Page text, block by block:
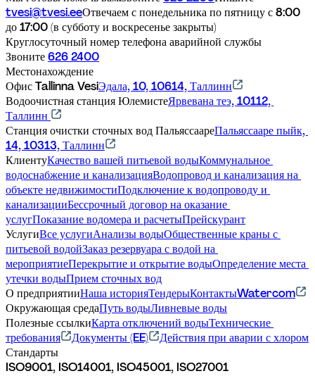
tvesi@tvesi.eeОтвечаем с понедельника по пятницу с 8:00
до 17:00 (в субботу и воскресенье закрыты)
Круглосуточный номер телефона аварийной службы
Звоните 626 2400
Местонахождение
Офис Tallinna VesiЭдала, 10, 10614, Таллинн
Водоочистная станция ЮлемистеЯрвевана теэ, 10112,
Таллинн
Станция очистки сточных вод ПальяссаареПальяссааре пыйк,
14, 10313, Таллинн
КлиентуКачество вашей питьевой водыКоммунальное
водоснабжение и канализацияВодопровод и канализация на
объекте недвижимостиПодключение к водопроводу и
канализацииБессрочный договор на оказание
услугПоказание водомера и расчетыПрейскурант
УслугиВсе услугиАнализы водыОбщественные краны с
питьевой водойЗаказ резервуара с водой на
мероприятиеПерекрытие и открытие водыОпределение места
утечки водыПрием сточных вод
О предприятииНаша историяТендерыКонтактыWatercom
Окружающая средаПуть водыЛивневые воды
Полезные ссылкиКарта отключений водыТехнические
требования
Документы (EE)
Действия при аварии с хлором
Стандарты
ISO9001, ISO14001, ISO45001, ISO27001